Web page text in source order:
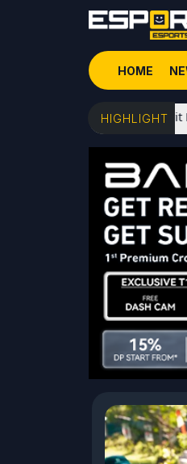
HOME
HIGHLIGHT
5 Senjata Favorit RedFace di